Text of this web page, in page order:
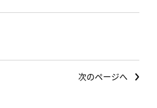
次のページへ